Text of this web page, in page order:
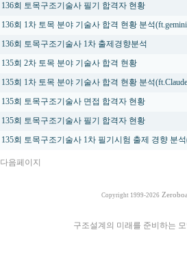
136회 토목구조기술사 필기 합격자 현황
136회 1차 토목 분야 기술사 합격 현황 분석
136회 토목구조기술사 1차 출제경향분석
135회 2차 토목 분야 기술사 합격 현황
135회 1차 토목 분야 기술사 합격 현황 분석
135회 토목구조기술사 면접 합격자 현황
135회 토목구조기술사 필기 합격자 현황
135회 토목구조기술사 1차 필기시험 출제 경향 분석
다음페이지
Copyright 1999-2026
구조설계의 미래를 준비하는